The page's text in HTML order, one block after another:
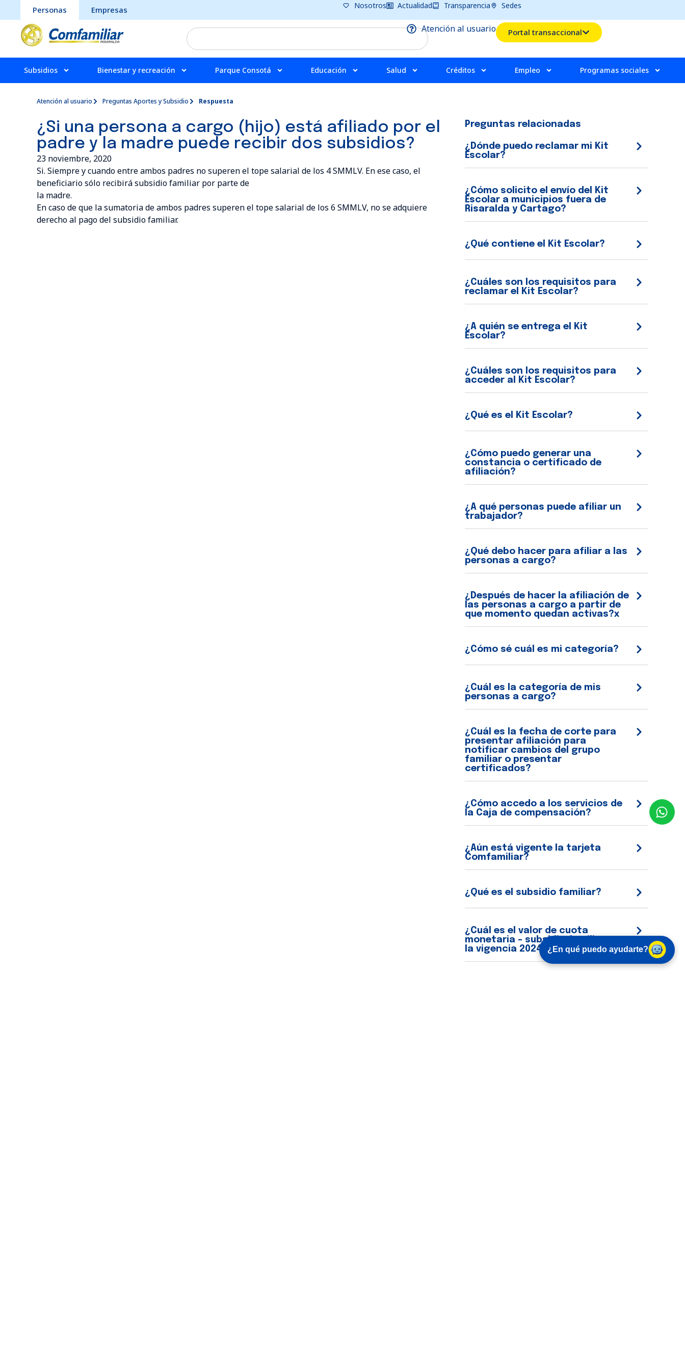
Personas Empresas Nosotros Actualidad Transparencia Sedes
Atención al usuario Portal transaccional
Subsidios Bienestar y recreación Parque Consotá Educación Salud Créditos Empleo Programas sociales
Atención al usuario Preguntas Aportes y Subsidio Respuesta
¿Si una persona a cargo (hijo) está afiliado por el
padre y la madre puede recibir dos subsidios?
23 noviembre, 2020
Si. Siempre y cuando entre ambos padres no superen el tope salarial de los 4 SMMLV. En ese caso, el
beneficiario sólo recibirá subsidio familiar por parte de
la madre.
En caso de que la sumatoria de ambos padres superen el tope salarial de los 6 SMMLV, no se adquiere
derecho al pago del subsidio familiar.
Preguntas relacionadas
¿Dónde puedo reclamar mi Kit
Escolar?
¿Cómo solicito el envío del Kit
Escolar a municipios fuera de
Risaralda y Cartago?
¿Qué contiene el Kit Escolar?
¿Cuáles son los requisitos para
reclamar el Kit Escolar?
¿A quién se entrega el Kit
Escolar?
¿Cuáles son los requisitos para
acceder al Kit Escolar?
¿Qué es el Kit Escolar?
¿Cómo puedo generar una
constancia o certificado de
afiliación?
¿A qué personas puede afiliar un
trabajador?
¿Qué debo hacer para afiliar a las
personas a cargo?
¿Después de hacer la afiliación de
las personas a cargo a partir de
que momento quedan activas?x
¿Cómo sé cuál es mi categoría?
¿Cuál es la categoría de mis
personas a cargo?
¿Cuál es la fecha de corte para
presentar afiliación para
notificar cambios del grupo
familiar o presentar
certificados?
¿Cómo accedo a los servicios de
la Caja de compensación?
¿Aún está vigente la tarjeta
Comfamiliar?
¿Qué es el subsidio familiar?
¿Cuál es el valor de cuota
monetaria – subsidio familiar en
la vigencia 2024? ¿En qué puedo ayudarte?